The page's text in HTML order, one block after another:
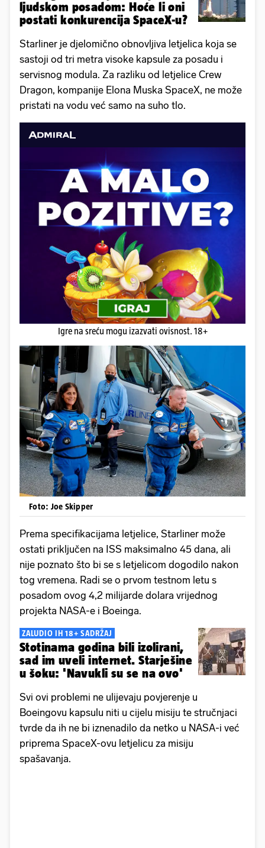
ljudskom posadom: Hoće li oni
postati konkurencija SpaceX-u?
Starliner je djelomično obnovljiva letjelica koja se
sastoji od tri metra visoke kapsule za posadu i
servisnog modula. Za razliku od letjelice Crew
Dragon, kompanije Elona Muska SpaceX, ne može
pristati na vodu već samo na suho tlo.
Igre na sreću mogu izazvati ovisnost. 18+
Foto: Joe Skipper
Prema specifikacijama letjelice, Starliner može
ostati priključen na ISS maksimalno 45 dana, ali
nije poznato što bi se s letjelicom dogodilo nakon
tog vremena. Radi se o prvom testnom letu s
posadom ovog 4,2 milijarde dolara vrijednog
projekta NASA-e i Boeinga.
ZALUDIO IH 18+ SADRŽAJ
Stotinama godina bili izolirani,
sad im uveli internet. Starješine
u šoku: 'Navukli su se na ovo'
Svi ovi problemi ne ulijevaju povjerenje u
Boeingovu kapsulu niti u cijelu misiju te stručnjaci
tvrde da ih ne bi iznenadilo da netko u NASA-i već
priprema SpaceX-ovu letjelicu za misiju
spašavanja.